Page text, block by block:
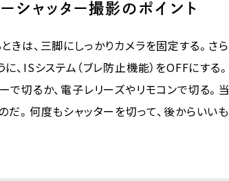
シャッター撮影のポイント
きは、三脚にしっかりカメラを固定する。さ
、ISシステム（ブレ防止機能）をOFFにする
で切るか、電子レリーズやリモコンで切る。
だ。何度もシャッターを切って、後からいい